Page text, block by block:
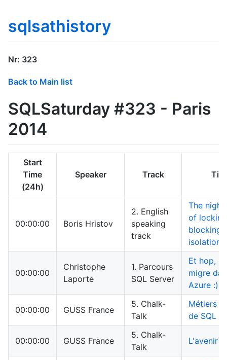
sqlsathistory
Nr: 323
Back to Main list
SQLSaturday #323 - Paris
2014
Start
Time
(24h)
Speaker Track
00:00:00 Boris Hristov
2. English
speaking
track
The
of
blocking
isolation
00:00:00
Christophe
Laporte
1. Parcours
SQL Server
Et hop,
migre
Azure :)
00:00:00 GUSS France
5. Chalk-
Talk
Métiers
de SQL
00:00:00 GUSS France
5. Chalk-
Talk
L'avenir